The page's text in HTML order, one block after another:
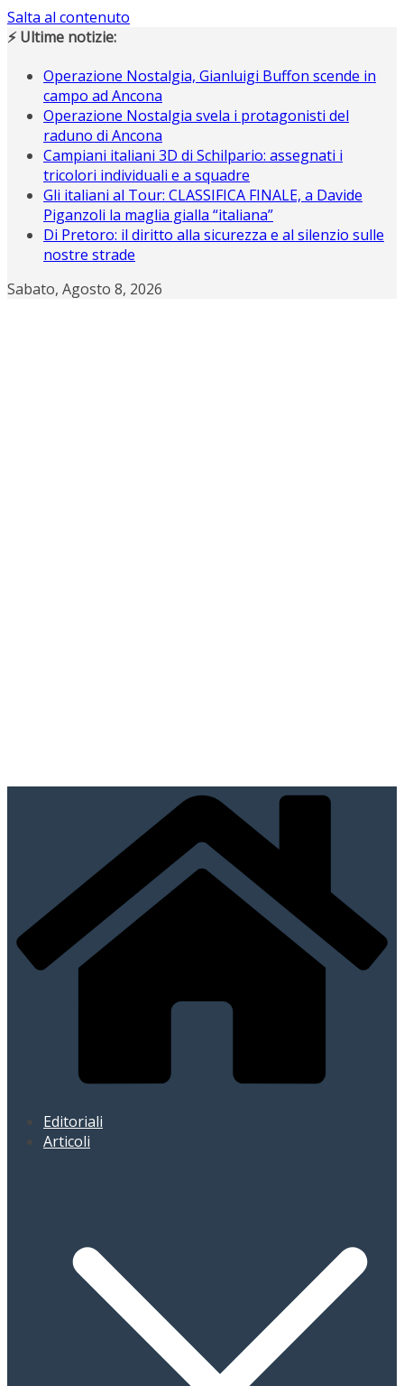
Salta al contenuto
⚡ Ultime notizie:
Operazione Nostalgia, Gianluigi Buffon scende in
campo ad Ancona
Operazione Nostalgia svela i protagonisti del
raduno di Ancona
Campiani italiani 3D di Schilpario: assegnati i
tricolori individuali e a squadre
Gli italiani al Tour: CLASSIFICA FINALE, a Davide
Piganzoli la maglia gialla “italiana”
Di Pretoro: il diritto alla sicurezza e al silenzio sulle
nostre strade
Sabato, Agosto 8, 2026
Editoriali
Articoli